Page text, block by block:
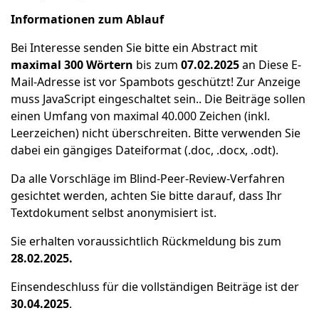
Informationen zum Ablauf
Bei Interesse senden Sie bitte ein Abstract mit
maximal 300 Wörtern bis zum 07.02.2025an Diese E-
Mail-Adresse ist vor Spambots geschützt! Zur Anzeige
muss JavaScript eingeschaltet sein.. Die Beiträge sollen
einen Umfang von maximal 40.000 Zeichen (inkl.
Leerzeichen) nicht überschreiten. Bitte verwenden Sie
dabei ein gängiges Dateiformat (.doc, .docx, .odt).
Da alle Vorschläge im Blind-Peer-Review-Verfahren
gesichtet werden, achten Sie bitte darauf, dass Ihr
Textdokument selbst anonymisiert ist.
Sie erhalten voraussichtlich Rückmeldung bis zum
28.02.2025.
Einsendeschluss für die vollständigen Beiträge ist der
30.04.2025.